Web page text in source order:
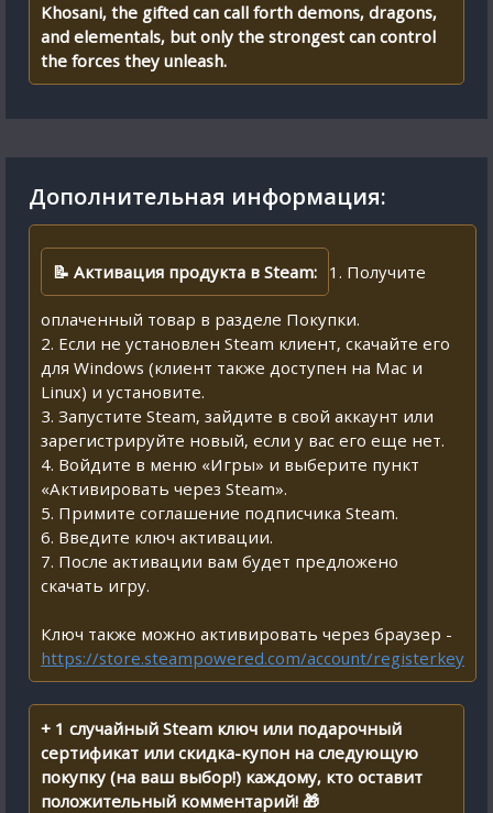
Khosani, the gifted can call forth demons, dragons,
and elementals, but only the strongest can control
the forces they unleash.
Дополнительная информация:
📝 Активация продукта в Steam: 1. Получите
оплаченный товар в разделе Покупки.
2. Если не установлен Steam клиент, скачайте его
для Windows (клиент также доступен на Mac и
Linux) и установите.
3. Запустите Steam, зайдите в свой аккаунт или
зарегистрируйте новый, если у вас его еще нет.
4. Войдите в меню «Игры» и выберите пункт
«Активировать через Steam».
5. Примите соглашение подписчика Steam.
6. Введите ключ активации.
7. После активации вам будет предложено
скачать игру.
Ключ также можно активировать через браузер -
https://store.steampowered.com/account/registerkey
+ 1 случайный Steam ключ или подарочный
сертификат или скидка-купон на следующую
покупку (на ваш выбор!) каждому, кто оставит
положительный комментарий! 🎁